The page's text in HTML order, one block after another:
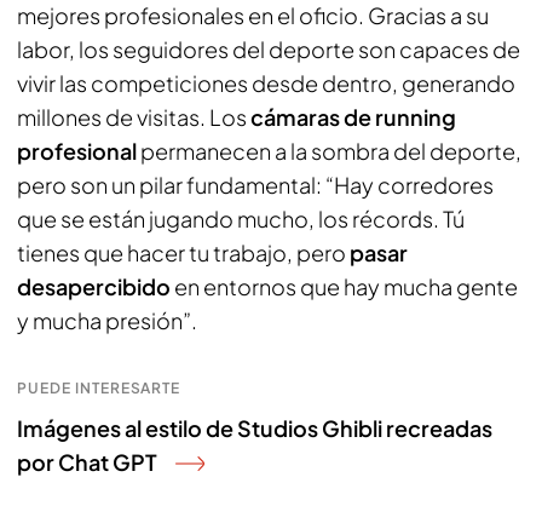
mejores profesionales en el oficio. Gracias a su
labor, los seguidores del deporte son capaces de
vivir las competiciones desde dentro, generando
millones de visitas. Loscámaras de running
profesionalpermanecen a la sombra del deporte,
pero son un pilar fundamental: “Hay corredores
que se están jugando mucho, los récords. Tú
tienes que hacer tu trabajo, pero pasar
desapercibido en entornos que hay mucha gente
y mucha presión”.
PUEDE INTERESARTE
Imágenes al estilo de Studios Ghibli recreadas
por Chat GPT